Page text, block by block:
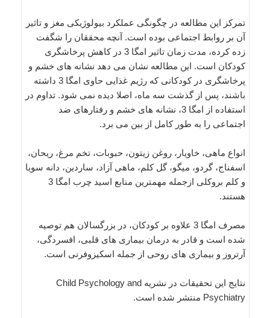
تمرکز این مطالعه در چگونگی عملکرد بیولوژیکی مغز و تاثیر
آن بر روابط اجتماعی بوده است. آنچه محققان را شگفت
زده کرده، مدت زمان تاثیر امگا 3 در کاهش پرخاشگری
کودکان است. این مطالعه نشان می دهد نشانه های خشم و
پرخاشگری در کودکانی که رژیم غذایی حاوی امگا 3 داشته
باشند، پس از گذشت سه ماه، اصلا دیده نمی شود. تداوم در
استفاده از امگا 3، نشانه های خشم و رفتارهای ضد
اجتماعی را به طور کامل از بین می برد.
انواع ماهی، خاویار، روغن زیتون، حبوبات، تخم مرغ، ریحان،
اسفناج، گردو، میگو، گل کلم، ماهی آزاد، ساردین، دانه سویا
و کلم بروکلی ازجمله مهمترین منابع اسید چرب امگا 3
هستند.
مصرف امگا 3 علاوه بر کودکان، در بزرگسالان هم توصیه
شده است و قادر به درمان بیماری های قلبی، افسردگی،
آرتروز و بیماری های روحی از جمله اسکیزوفرنی است.
نتایج این تحقیقات در نشریه Child Psychology and
Psychiatry منتشر شده است.